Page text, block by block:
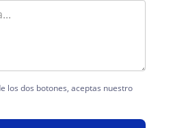
los dos botones, aceptas nuestro